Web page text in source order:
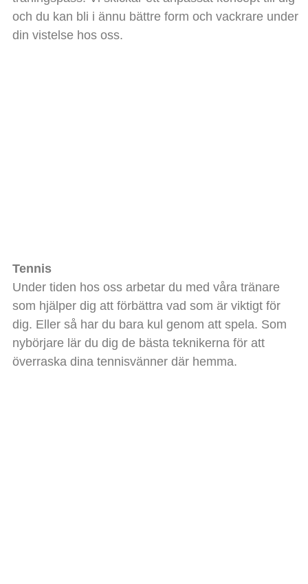
och du kan bli i ännu bättre form och vackrare under
din vistelse hos oss.
Tennis
Under tiden hos oss arbetar du med våra tränare
som hjälper dig att förbättra vad som är viktigt för
dig. Eller så har du bara kul genom att spela. Som
nybörjare lär du dig de bästa teknikerna för att
överraska dina tennisvänner där hemma.